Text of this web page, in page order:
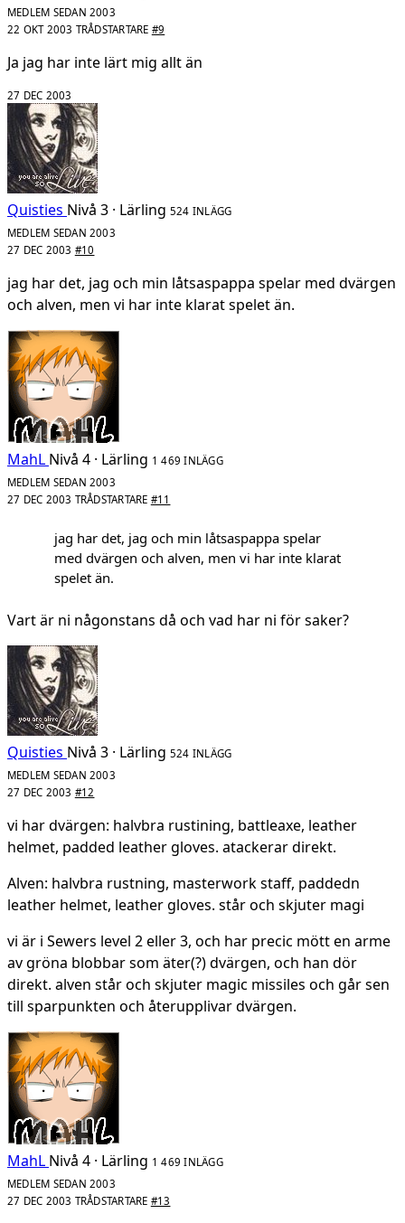
MEDLEM SEDAN 2003
22 OKT 2003 TRÅDSTARTARE #9
Ja jag har inte lärt mig allt än
27 DEC 2003
Quisties Nivå 3 · Lärling 524 INLÄGG
MEDLEM SEDAN 2003
27 DEC 2003 #10
jag har det, jag och min låtsaspappa spelar med dvärgen
och alven, men vi har inte klarat spelet än.
MahL Nivå 4 · Lärling 1 469 INLÄGG
MEDLEM SEDAN 2003
27 DEC 2003 TRÅDSTARTARE #11
jag har det, jag och min låtsaspappa spelar
med dvärgen och alven, men vi har inte klarat
spelet än.
Vart är ni någonstans då och vad har ni för saker?
Quisties Nivå 3 · Lärling 524 INLÄGG
MEDLEM SEDAN 2003
27 DEC 2003 #12
vi har dvärgen: halvbra rustining, battleaxe, leather
helmet, padded leather gloves. atackerar direkt.
Alven: halvbra rustning, masterwork staff, paddedn
leather helmet, leather gloves. står och skjuter magi
vi är i Sewers level 2 eller 3, och har precic mött en arme
av gröna blobbar som äter(?) dvärgen, och han dör
direkt. alven står och skjuter magic missiles och går sen
till sparpunkten och återupplivar dvärgen.
MahL Nivå 4 · Lärling 1 469 INLÄGG
MEDLEM SEDAN 2003
27 DEC 2003 TRÅDSTARTARE #13